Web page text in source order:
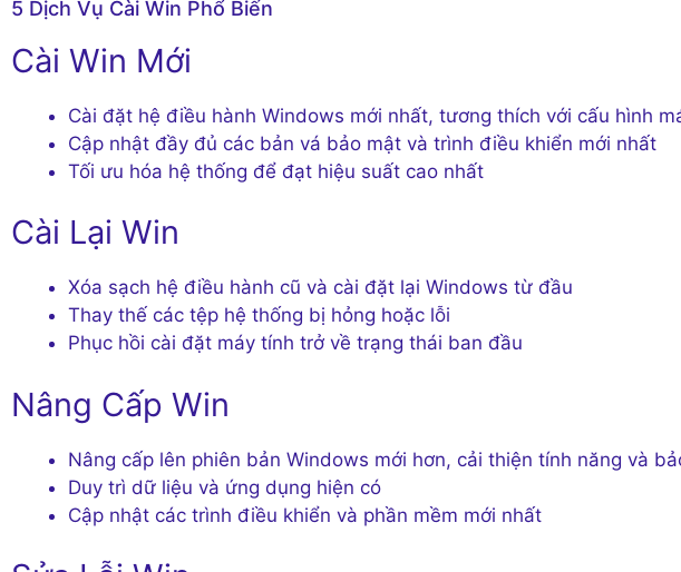
5 Dịch Vụ Cài Win Phổ Biến
Cài Win Mới
Cài đặt hệ điều hành Windows mới nhất, tương thích với cấu hình
Cập nhật đầy đủ các bản vá bảo mật và trình điều khiển mới nhất
Tối ưu hóa hệ thống để đạt hiệu suất cao nhất
Cài Lại Win
Xóa sạch hệ điều hành cũ và cài đặt lại Windows từ đầu
Thay thế các tệp hệ thống bị hỏng hoặc lỗi
Phục hồi cài đặt máy tính trở về trạng thái ban đầu
Nâng Cấp Win
Nâng cấp lên phiên bản Windows mới hơn, cải thiện tính năng và
Duy trì dữ liệu và ứng dụng hiện có
Cập nhật các trình điều khiển và phần mềm mới nhất